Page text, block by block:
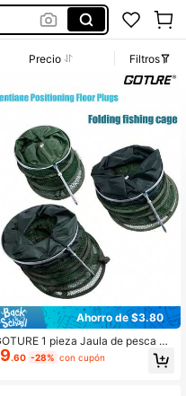
Precio Filtros
Ahorro de $3.80
1 pieza Jaula de pesca pl
con protección de posiciona
estaca de posicionamiento
9.60 -28% con cupón